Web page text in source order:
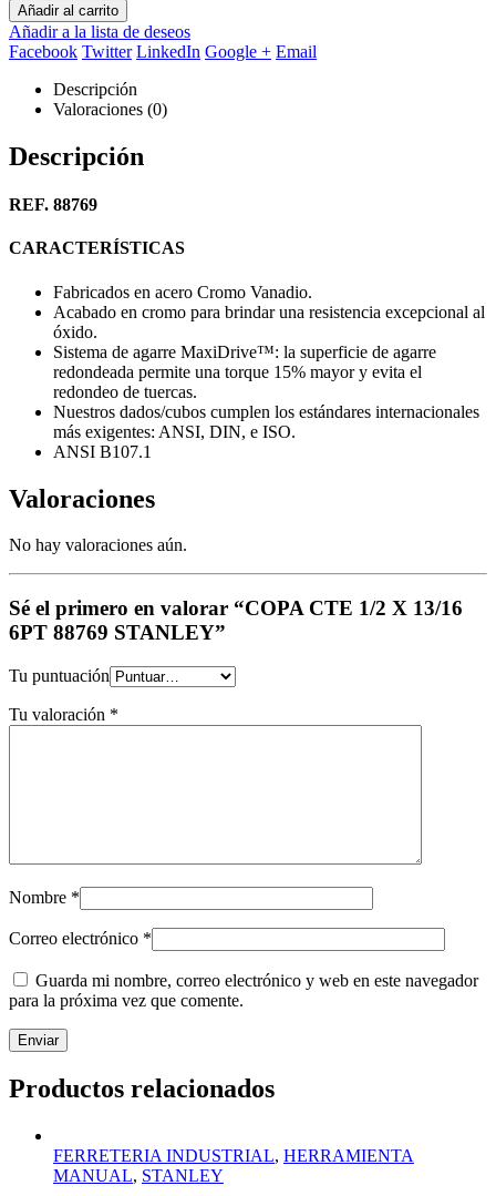
Añadir al carrito
Añadir a la lista de deseos
Facebook Twitter LinkedIn Google + Email
Descripción
Valoraciones (0)
Descripción
REF. 88769
CARACTERÍSTICAS
Fabricados en acero Cromo Vanadio.
Acabado en cromo para brindar una resistencia excepcional al
óxido.
Sistema de agarre MaxiDrive™: la superficie de agarre
redondeada permite una torque 15% mayor y evita el
redondeo de tuercas.
Nuestros dados/cubos cumplen los estándares internacionales
más exigentes: ANSI, DIN, e ISO.
ANSI B107.1
Valoraciones
No hay valoraciones aún.
Sé el primero en valorar “COPA CTE 1/2 X 13/16
6PT 88769 STANLEY”
Tu puntuación
Tu valoración *
Nombre *
Correo electrónico *
Guarda mi nombre, correo electrónico y web en este navegador
para la próxima vez que comente.
Productos relacionados
FERRETERIA INDUSTRIAL, HERRAMIENTA
MANUAL, STANLEY